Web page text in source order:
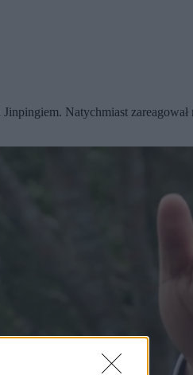
Natychmiast zareagował